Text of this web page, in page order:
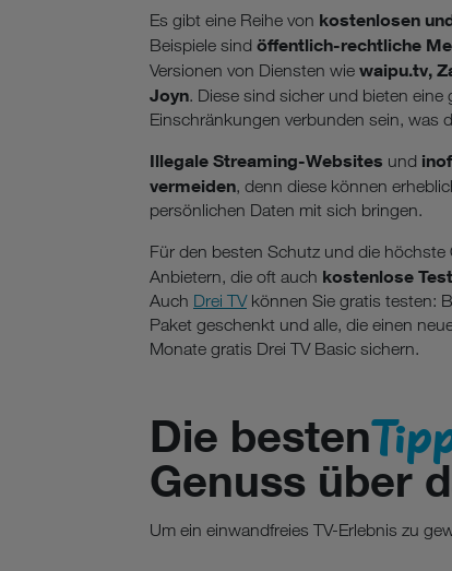
Es gibt eine Reihe von kostenlosen
Beispiele sind öffentlich-rechtliche
Versionen von Diensten wie waipu.tv,
Joyn. Diese sind sicher und bieten
Einschränkungen verbunden sein, was
Illegale Streaming-Websites und
vermeiden, denn diese können
persönlichen Daten mit sich bringen.
Für den besten Schutz und die höchste
Anbietern, die oft auch kostenlose
Auch Drei TVkönnen Sie gratis testen:
Paket geschenkt und alle, die einen
Monate gratis Drei TV Basic sichern.
Die besten
Genuss über
Um ein einwandfreies TV-Erlebnis zu